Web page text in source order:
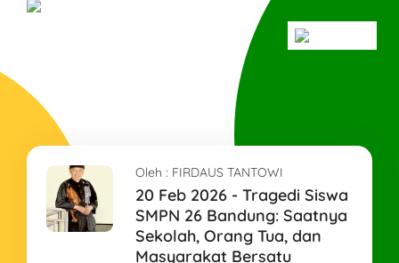
Oleh : FIRDAUS TANTOWI
20 Feb 2026 - Tragedi Siswa
SMPN 26 Bandung: Saatnya
Sekolah, Orang Tua, dan
Masyarakat Bersatu